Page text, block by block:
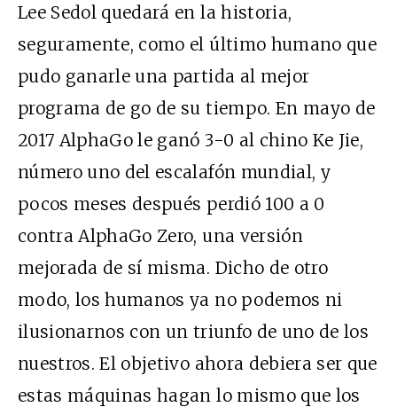
Lee Sedol quedará en la historia,
seguramente, como el último humano que
pudo ganarle una partida al mejor
programa de go de su tiempo. En mayo de
2017 AlphaGo le ganó 3-0 al chino Ke Jie,
número uno del escalafón mundial, y
pocos meses después perdió 100 a 0
contra AlphaGo Zero, una versión
mejorada de sí misma. Dicho de otro
modo, los humanos ya no podemos ni
ilusionarnos con un triunfo de uno de los
nuestros. El objetivo ahora debiera ser que
estas máquinas hagan lo mismo que los